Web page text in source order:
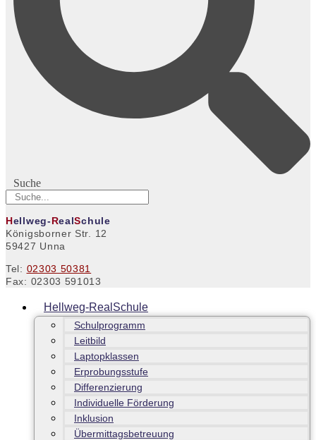
Suche
Hellweg-RealSchule
Königsborner Str. 12
59427 Unna
Tel: 02303 50381
Fax: 02303 591013
Hellweg-RealSchule
Schulprogramm
Leitbild
Laptopklassen
Erprobungsstufe
Differenzierung
Individuelle Förderung
Inklusion
Übermittagsbetreuung